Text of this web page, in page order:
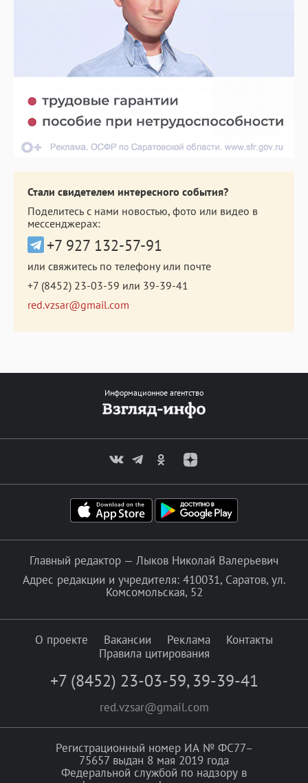
Стали свидетелем интересного события?
Поделитесь с нами новостью, фото или видео в
мессенджерах:
+7 927 132-57-91
или свяжитесь по телефону или почте
+7 (8452) 23-03-59 или 39-39-41
red.vzsar@gmail.com
Информационное агентство
Главный редактор — Лыков Николай Валерьевич
Адрес редакции и учредителя: 410031, Саратов, ул.
Комсомольская, 52
О проекте Вакансии Реклама
Контакты
Правила цитирования
+7 (8452) 23-03-59, 39-39-41
red.vzsar@gmail.com
Регистрационный номер ИА № ФС77–
75657 выдан 8 мая 2019 года
Федеральной службой по надзору в